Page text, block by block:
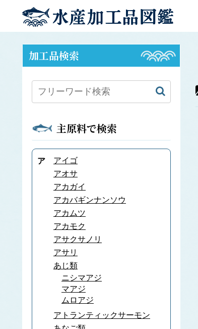
加工品検索
主原料で検索
ア
アイゴ
アオサ
アカガイ
アカバギンナンソウ
アカムツ
アカモク
アサクサノリ
アサリ
あじ類
ニシマアジ
マアジ
ムロアジ
アトランティックサーモン